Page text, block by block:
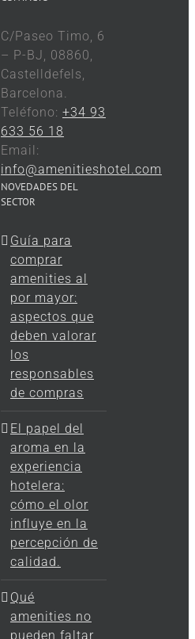
C/Paseo Timo, 6
– P-BJ, 08860,
Castelldefels,
Barcelona.
Teléfono: +34 93
633 56 18
Email:
info@amenitieshotel.com
NOVEDADES DEL
SECTOR
Guía para
comprar
amenities al
por mayor:
aspectos que
deben valorar
los
responsables
de compras
El papel del
aroma en la
experiencia
hotelera:
cómo el olor
influye en la
percepción de
calidad.
Qué
amenities no
pueden faltar